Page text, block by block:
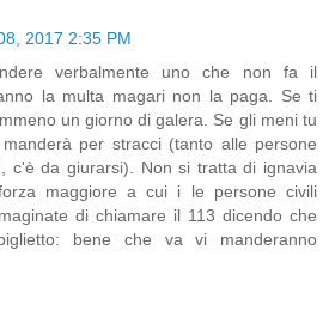
2017 2:35 PM
verbalmente uno che non fa il
la multa magari non la paga. Se ti
un giorno di galera. Se gli meni tu
per stracci (tanto alle persone
c'è da giurarsi). Non si tratta di ignavia
maggiore a cui i le persone civili
di chiamare il 113 dicendo che
bene che va vi manderanno